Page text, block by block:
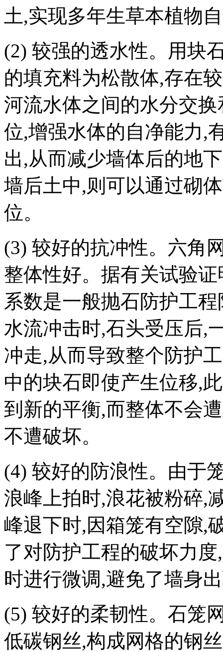
土,实现多年生草本植物
(2) 较强的透水性。用块
的填充料为松散体,存在
河流水体之间的水分交
位,增强水体的自净能力,
出,从而减少墙体后的地
墙后土中,则可以通过砌
位。
(3) 较好的抗冲性。六角
整体性好。据有关试验证
系数是一般抛石防护工
水流冲击时,石头受压后,
冲走,从而导致整个防护
中的块石即使产生位移,
到新的平衡,而整体不会
不遭破坏。
(4) 较好的防浪性。由于
浪峰上拍时,浪花被粉碎,
峰退下时,因箱笼有空隙,
了对防护工程的破坏力度,
时进行微调,避免了墙身
(5) 较好的柔韧性。石笼
低碳钢丝,构成网格的钢